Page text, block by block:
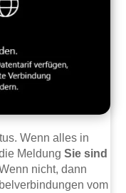
Wenn alles in
MeldungSie sind
nicht, dann
vom